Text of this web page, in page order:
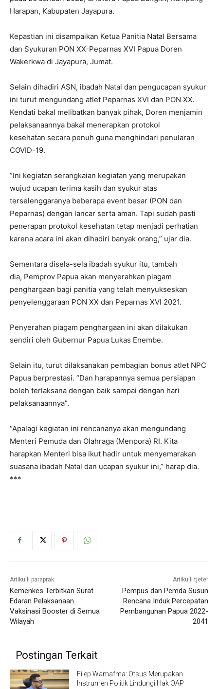
Harapan, Kabupaten Jayapura.
Kepastian ini disampaikan Ketua Panitia Natal Bersama
dan Syukuran PON XX-Peparnas XVI Papua Doren
Wakerkwa di Jayapura, Jumat.
Selain dihadiri ASN, ibadah Natal dan pengucapan syukur
ini turut mengundang atlet Peparnas XVI dan PON XX.
Kendati bakal melibatkan banyak pihak, Doren menjamin
pelaksanaannya bakal menerapkan protokol
kesehatan secara penuh guna menghindari penularan
COVID-19.
”Ini kegiatan serangkaian kegiatan yang merupakan
wujud ucapan terima kasih dan syukur atas
terselenggaranya beberapa event besar (PON dan
Peparnas) dengan lancar serta aman. Tapi sudah pasti
penerapan protokol kesehatan tetap menjadi perhatian
karena acara ini akan dihadiri banyak orang,” ujar dia.
Sementara disela-sela ibadah syukur itu, tambah
dia, Pemprov Papua akan menyerahkan piagam
penghargaan bagi panitia yang telah menyukseskan
penyelenggaraan PON XX dan Peparnas XVI 2021.
Penyerahan piagam penghargaan ini akan dilakukan
sendiri oleh Gubernur Papua Lukas Enembe.
Selain itu, turut dilaksanakan pembagian bonus atlet NPC
Papua berprestasi. “Dan harapannya semua persiapan
boleh terlaksana dengan baik sampai dengan hari
pelaksanaannya”.
“Apalagi kegiatan ini rencananya akan mengundang
Menteri Pemuda dan Olahraga (Menpora) RI. Kita
harapkan Menteri bisa ikut hadir untuk menyemarakan
suasana ibadah Natal dan ucapan syukur ini,” harap dia.
***
Artikulli paraprak
Kemenkes Terbitkan Surat
Edaran Pelaksanaan
Vaksinasi Booster di Semua
Wilayah
Artikulli tjetër
Pempus dan Pemda Susun
Rencana Induk Percepatan
Pembangunan Papua 2022-
2041
Postingan Terkait
Filep Wamafma: Otsus Merupakan
Instrumen Politik Lindungi Hak OAP